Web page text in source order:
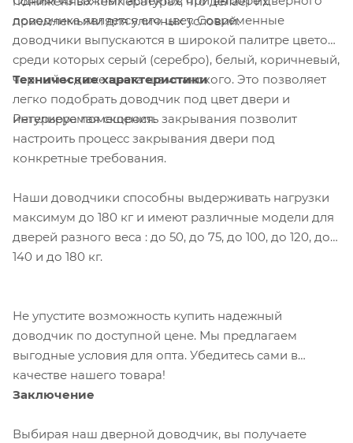
приемлемыми для уличных условий.
доводчика является его цвет. Современные
доводчики выпускаются в широкой палитре цветов,
среди которых серый (серебро), белый, коричневый,
черный и даже цвета шампанского. Это позволяет
легко подобрать доводчик под цвет двери и
интерьера помещения.
Технические характеристики
Регулируемая скорость закрывания позволит
настроить процесс закрывания двери под
конкретные требования.
Наши доводчики способны выдерживать нагрузки
максимум до 180 кг и имеют различные модели для
дверей разного веса : до 50, до 75, до 100, до 120, до
140 и до 180 кг.
Не упустите возможность купить надежный
доводчик по доступной цене. Мы предлагаем
выгодные условия для опта. Убедитесь сами в
качестве нашего товара!
Заключение
Выбирая наш дверной доводчик, вы получаете